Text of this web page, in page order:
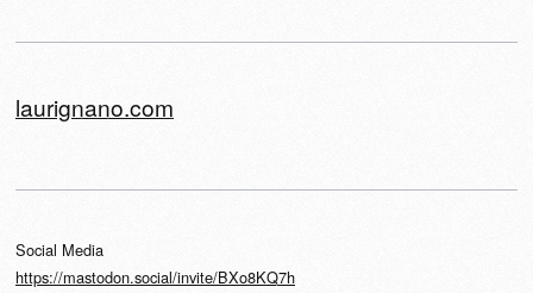
laurignano.com
Social Media
https://mastodon.social/invite/BXo8KQ7h